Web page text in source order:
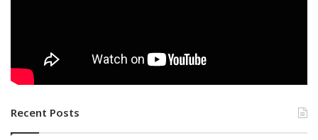
Recent Posts